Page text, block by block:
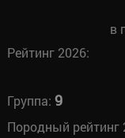
в
Рейтинг 2026:
Группа: 9
Породный рейтинг